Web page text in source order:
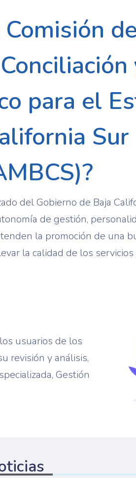
de
para el
Sur
del Gobierno de Baja
de gestión,
la promoción de una
la calidad de los
usuarios de los
revisión y análisis,
Gestión